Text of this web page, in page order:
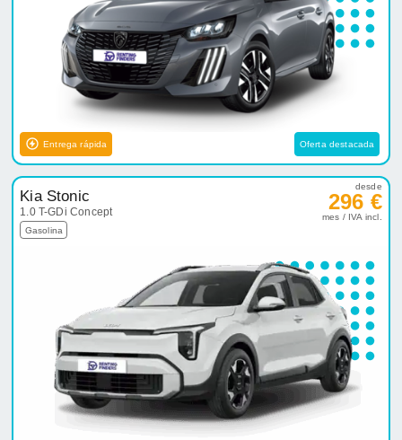
Entrega rápida Oferta destacada
Kia Stonic
1.0 T-GDi Concept
Gasolina
desde
296 €
mes / IVA incl.